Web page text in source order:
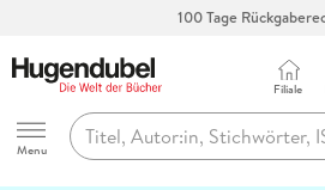
Hugendubel
Menu
Filiale